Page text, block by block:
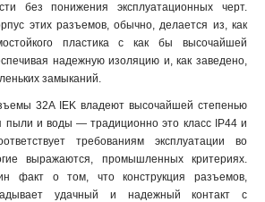
без понижения эксплуатационных черт.
этих разъемов, обычно, делается из, как
пластика с как бы высочайшей
надежную изоляцию и, как заведено,
замыканий.
32А IEK владеют высочайшей степенью
пыли и воды — традиционно это класс IP44 и
требованиям эксплуатации во
выражаются, промышленных критериях.
факт о том, что конструкция разъемов,
удачный и надежный контакт с